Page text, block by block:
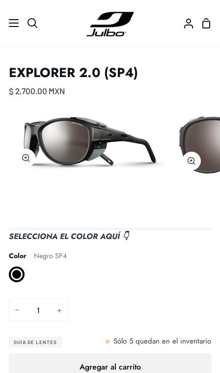
directamente
Buscar
Mi
EXPLORER 2.0 (SP4)
$ 2,700.00 MXN
Zoom
SELECCIONA EL COLOR AQUÍ 👇
Color
Negro SP4
Negro
SP4
− +
GUÍA DE LENTES Sólo 5 quedan en el inventario
Agregar al carrito